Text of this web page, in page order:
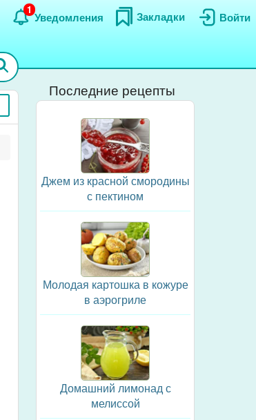
Войти
Закладки
Уведомления
1
Последние рецепты
Джем из красной смородины
с пектином
Молодая картошка в кожуре
в аэрогриле
Домашний лимонад с
мелиссой